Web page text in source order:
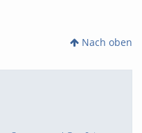
Nach oben